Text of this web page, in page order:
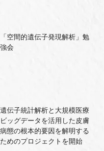
「空間的遺伝子発現解析」勉
強会
遺伝子統計解析と大規模医療
ビッグデータを活用した皮膚
病態の根本的要因を解明する
ためのプロジェクトを開始